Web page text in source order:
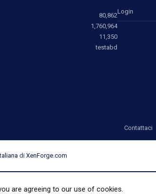
80,862
1,760,964
11,350
testabd
Login
Contattaci
di XenForge.com
are agreeing to our use of cookies.